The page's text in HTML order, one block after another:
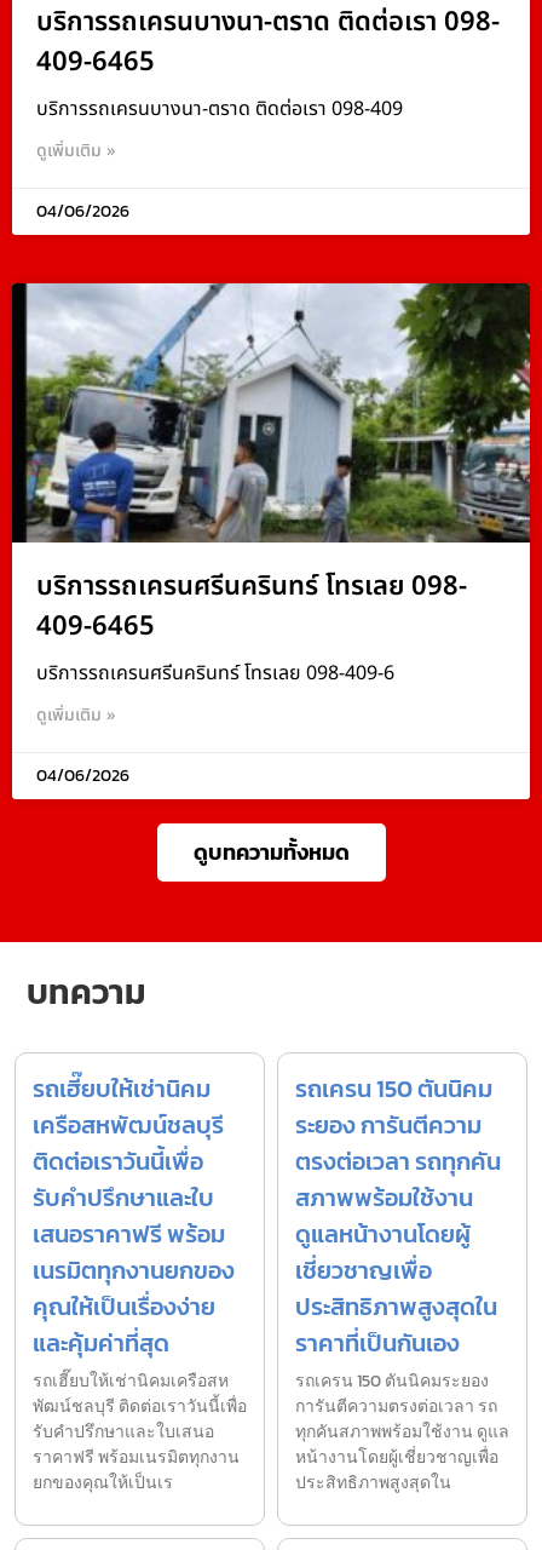
บริการรถเครนบางนา-ตราด ติดต่อเรา 098-
409-6465
บริการรถเครนบางนา-ตราด ติดต่อเรา 098-409
ดูเพิ่มเติม »
04/06/2026
บริการรถเครนศรีนครินทร์ โทรเลย 098-
409-6465
บริการรถเครนศรีนครินทร์ โทรเลย 098-409-6
ดูเพิ่มเติม »
04/06/2026
ดูบทความทั้งหมด
บทความ
รถเฮี๊ยบให้เช่านิคม
เครือสหพัฒน์ชลบุรี
ติดต่อเราวันนี้เพื่อ
รับคำปรึกษาและใบ
เสนอราคาฟรี พร้อม
เนรมิตทุกงานยกของ
คุณให้เป็นเรื่องง่าย
และคุ้มค่าที่สุด
รถเฮี๊ยบให้เช่านิคมเครือสห
พัฒน์ชลบุรี ติดต่อเราวันนี้เพื่อ
รับคำปรึกษาและใบเสนอ
ราคาฟรี พร้อมเนรมิตทุกงาน
ยกของคุณให้เป็นเร
รถเครน 150 ตันนิคม
ระยอง การันตีความ
ตรงต่อเวลา รถทุกคัน
สภาพพร้อมใช้งาน
ดูแลหน้างานโดยผู้
เชี่ยวชาญเพื่อ
ประสิทธิภาพสูงสุดใน
ราคาที่เป็นกันเอง
รถเครน 150 ตันนิคมระยอง
การันตีความตรงต่อเวลา รถ
ทุกคันสภาพพร้อมใช้งาน ดูแล
หน้างานโดยผู้เชี่ยวชาญเพื่อ
ประสิทธิภาพสูงสุดใน